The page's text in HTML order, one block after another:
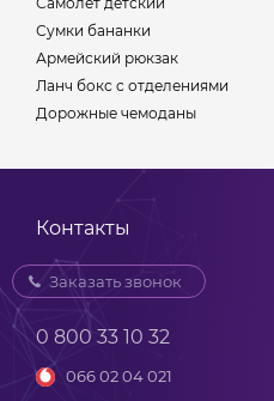
Сумки бананки
Армейский рюкзак
Ланч бокс с отделениями
Дорожные чемоданы
Контакты
Заказать звонок
0 800 33 10 32
066 02 04 021